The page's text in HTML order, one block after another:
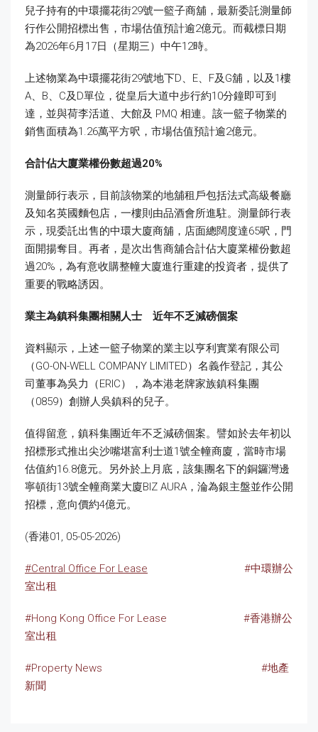
兒子持有的中環擺花街29號一籃子商舖，最新委託測量師
行作公開招標出售，市場估值預計逾2億元。而截標日期
為2026年6月17日（星期三）中午12時。
上述物業為中環擺花街29號地下D、E、F及G舖，以及1樓
A、B、C及D單位，從皇后大道中步行約10分鐘即可到
達，並與荷李活道、大館及 PMQ 相連。該一籃子物業的
銷售面積為1.26萬平方呎，市場估值預計逾2億元。
合計佔大廈業權份數超過20%
測量師行表示，目前該物業的地舖租戶包括法式高級餐廳
及知名英國麵包店，一樓則由品酒會所進駐。測量師行表
示，現委託出售的中環大廈商舖，店面總闊度達65呎，門
面開揚奪目。再者，是次出售商舖合計佔大廈業權份數超
過20%，為有意收購整幢大廈進行重建的投資者，提供了
重要的戰略誘因。
業主為鎮科集團相關人士 近年不乏減磅個案
資料顯示，上述一籃子物業的業主以亨利實業有限公司
（GO-ON-WELL COMPANY LIMITED）名義作登記，其公
司董事為吳力（ERIC），為本港老牌家族鎮科集團
（0859）創辦人吳鎮科的兒子。
值得留意，鎮科集團近年不乏減磅個案。譬如於去年初以
招標形式推出尖沙嘴堪富利士道1號全幢商廈，當時市場
估值約16.8億元。另外於上月底，該集團名下的銅鑼灣邊
寧頓街13號全幢商業大廈BIZ AURA，淪為銀主盤並作公開
招標，意向價約4億元。
(香港01, 05-05-2026)
#Central Office For Lease
#中環辦公
室出租
#Hong Kong Office For Lease
#香港辦公
室出租
#Property News
#地產
新聞